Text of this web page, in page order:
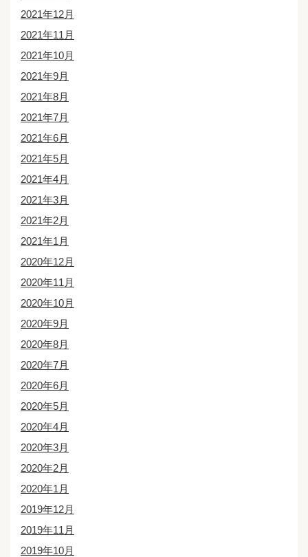
2021年12月
2021年11月
2021年10月
2021年9月
2021年8月
2021年7月
2021年6月
2021年5月
2021年4月
2021年3月
2021年2月
2021年1月
2020年12月
2020年11月
2020年10月
2020年9月
2020年8月
2020年7月
2020年6月
2020年5月
2020年4月
2020年3月
2020年2月
2020年1月
2019年12月
2019年11月
2019年10月